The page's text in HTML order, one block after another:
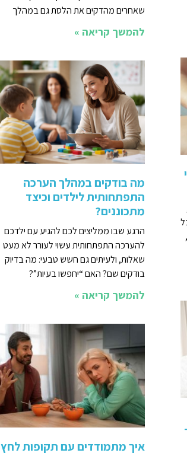
שאחרים מהדקים את הלסת גם במהלך
להמשך קריאה »
מה בודקים במהלך הערכה
התפתחותית לילדים וכיצד
מתכוננים?
הרגע שבו ממליצים לכם להגיע עם ילדכם
להערכה התפתחותית עשוי לעורר לא מעט
שאלות, ולעיתים גם חשש טבעי: מה בדיוק
בודקים שם? האם “יחפשו בעיות”?
להמשך קריאה »
איך מתמודדים עם תקופות לחץ